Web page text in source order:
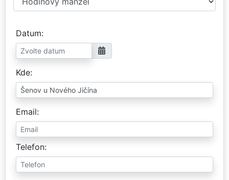
Datum
Kde
Email
Telefon